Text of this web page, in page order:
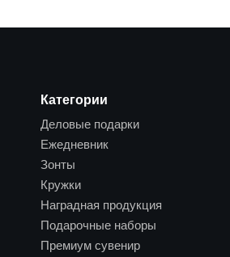
Категории
Деловые подарки
Ежедневник
Зонты
Кружки
Наградная продукция
Подарочные наборы
Премиум сувенир